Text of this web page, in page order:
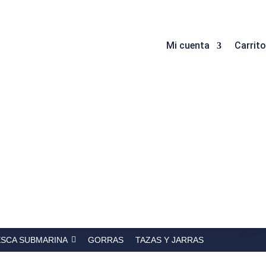
Mi cuenta Carrito
SUBMARINA GORRAS TAZAS Y JARRAS